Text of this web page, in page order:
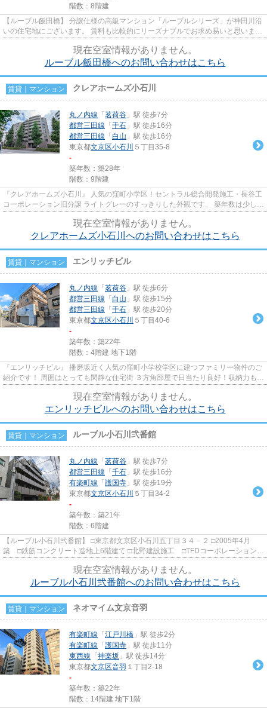
階数：8階建
【ルーブル飯田橋】 分譲仕様の高級マンション「ルーブルシリーズ」が神田川沿
いの住宅地にございます。 賃料も比較的にリーズナブルでお求め易いと思いま
現在空室情報がありません。
ルーブル飯田橋へのお問い合わせはこちら
賃貸｜マンション クレアホームズ小石川
丸ノ内線 「 茗荷谷 」駅 徒歩7分
都営三田線 「 千石 」駅 徒歩16分
都営三田線 「 白山 」駅 徒歩16分
東京都文京区小石川 ５丁目35-8
-
築年数：築28年
階数：9階建
『クレアホームズ小石川』 人気の窪町小学区！セントラル総合開発施工・長谷工
コーポレーション旧分譲 ライトグレーのすっきりした外観です。 築年数は少し経
現在空室情報がありません。
クレアホームズ小石川へのお問い合わせはこちら
賃貸｜マンション エンリッチビル
丸ノ内線 「 茗荷谷 」駅 徒歩6分
都営三田線 「 白山 」駅 徒歩15分
都営三田線 「 千石 」駅 徒歩20分
東京都文京区小石川 ５丁目40-6
-
築年数：築22年
階数：4階建 地下1階
『エンリッチビル』 播磨坂近く人気の窪町小学校学区に建つファミリー物件のご
紹介です！ 周囲はとっても閑静な住宅街 ３方角部屋で日当たり良好！収納力も豊
現在空室情報がありません。
エンリッチビルへのお問い合わせはこちら
賃貸｜マンション ルーブル小石川弐番館
丸ノ内線 「 茗荷谷 」駅 徒歩7分
都営三田線 「 千石 」駅 徒歩16分
有楽町線 「 護国寺 」駅 徒歩19分
東京都文京区小石川 ５丁目34-2
-
築年数：築21年
階数：6階建
【ルーブル小石川弐番館】 □東京都文京区小石川五丁目３４－２ □2005年4月
築 □鉄筋コンクリート造地上6階建て □北野建設施工 □TFDコーポレーション旧
現在空室情報がありません。
ルーブル小石川弐番館へのお問い合わせはこちら
賃貸｜マンション ネオマイム文京音羽
有楽町線 「 江戸川橋 」駅 徒歩2分
有楽町線 「 護国寺 」駅 徒歩11分
東西線 「 神楽坂 」駅 徒歩14分
東京都文京区音羽 １丁目2-18
-
築年数：築22年
階数：14階建 地下1階